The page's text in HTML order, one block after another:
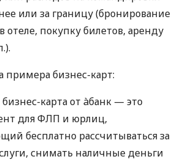
или за границу (бронирование
отеле, покупку билетов, аренду
).
примера бизнес-карт:
бизнес-карта от àбанк — это
для ФЛП и юрлиц,
бесплатно рассчитываться за
снимать наличные деньги